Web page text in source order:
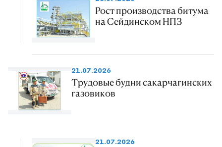
Рост производства битума
на Сейдинском НПЗ
21.07.2026
Трудовые будни сакарчагинских
газовиков
21.07.2026